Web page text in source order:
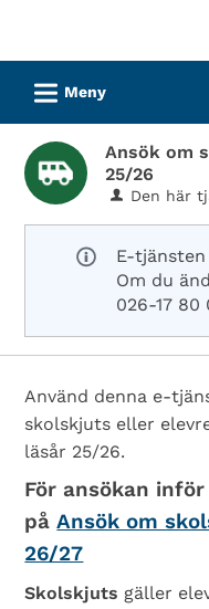
tjänster
Gävle
kommun
L Meny
Ansök om
25/26
Den här
E-
Om du
026-17 80
Använd denna e-
skolskjuts eller
läsår 25/26.
För ansökan
påAnsök om
26/27
Skolskjuts gäller